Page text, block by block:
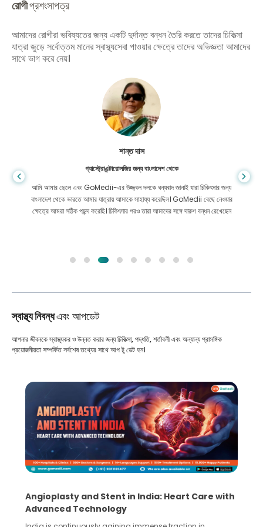
রোগীপ্রশংসাপত্র
আমাদের রোগীরা ভবিষ্যতের জন্য একটি দুর্দান্ত বন্ধন তৈরি করতে তাদের চিকিত্সা
যাত্রা জুড়ে সর্বোত্তম মানের স্বাস্থ্যসেবা পাওয়ার ক্ষেত্রে তাদের অভিজ্ঞতা আমাদের
সাথে ভাগ করে নেয়।
শান্ত দাস
গ্যাস্ট্রোএন্টারোলজির জন্য বাংলাদেশ থেকে
আমি আমার ছেলে এবং GoMedii-এর উজ্জ্বল দলকে ধন্যবাদ জানাই যারা চিকিৎসার জন্য
বাংলাদেশ থেকে ভারতে আমার যাত্রায় আমাকে সাহায্য করেছিল। GoMedii বেছে নেওয়ার
ক্ষেত্রে আমরা সঠিক পছন্দ করেছি। চিকিৎসার পরও তারা আমাদের সঙ্গে দারুণ বন্ধন রেখেছেন
স্বাস্থ্য নিবন্ধএবং আপডেট
আপনার জীবনকে স্বাস্থ্যকর ও উন্নত করার জন্য চিকিত্সা, পদ্ধতি, শর্তাবলী এবং অন্যান্য প্রাসঙ্গিক
প্রয়োজনীয়তা সম্পর্কিত সর্বশেষ তথ্যের সাথে আপ টু ডেট হন।
5 Essential Steps for Effective Human Sperm
Collection and Processing Methods